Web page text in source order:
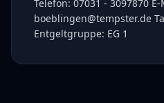
Telefon: 07031 - 3097870 E-
boeblingen@tempster.de
Entgeltgruppe: EG 1